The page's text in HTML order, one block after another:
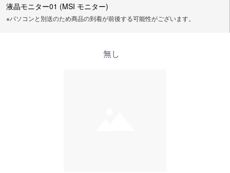
液晶モニター01 (MSI モニター)
※パソコンと別送のため商品の到着が前後する可能性がございます。
無し